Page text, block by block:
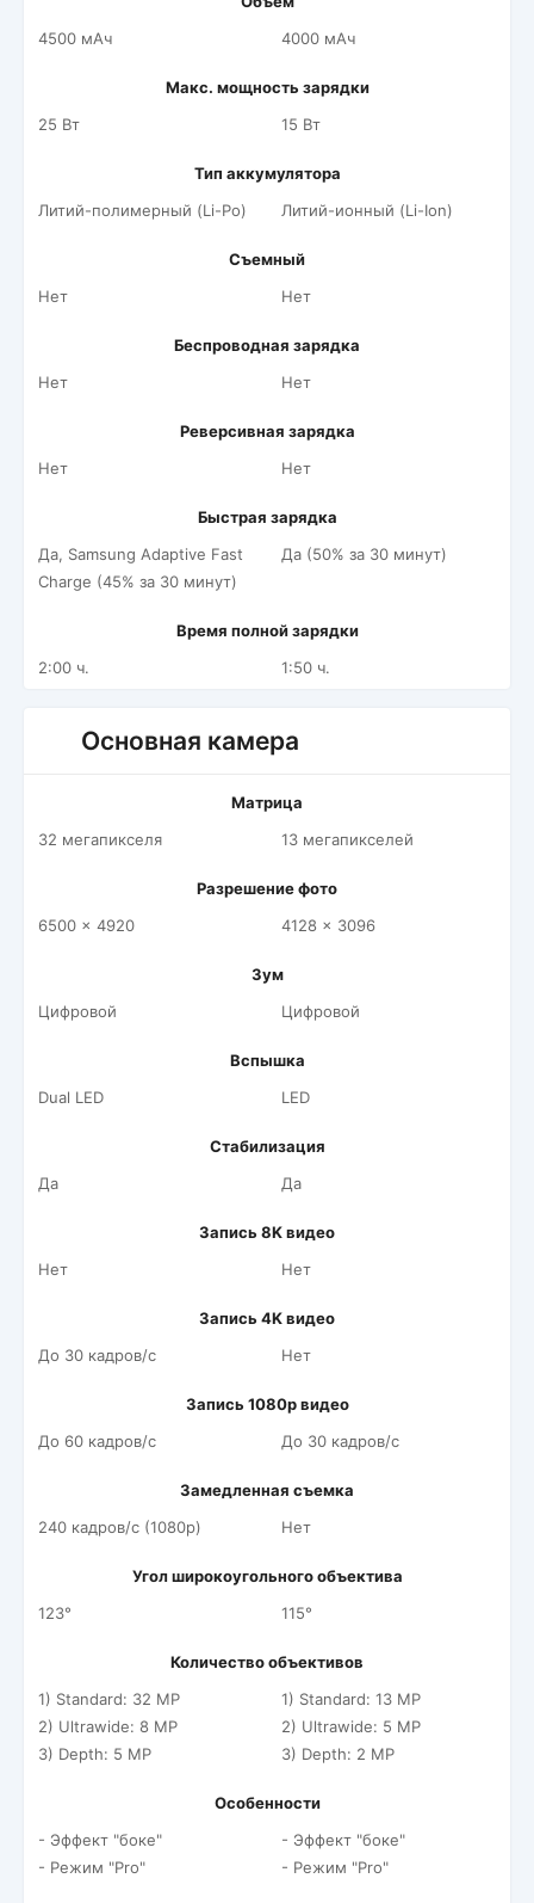
4500 мАч
4000 мАч
Макс. мощность зарядки
25 Вт
15 Вт
Тип аккумулятора
Литий-полимерный (Li-Po)
Литий-ионный (Li-Ion)
Съемный
Нет
Нет
Беспроводная зарядка
Нет
Нет
Реверсивная зарядка
Нет
Нет
Быстрая зарядка
Да, Samsung Adaptive Fast
Charge (45% за 30 минут)
Да (50% за 30 минут)
Время полной зарядки
2:00 ч.
1:50 ч.
Основная камера
Матрица
32 мегапикселя
13 мегапикселей
Разрешение фото
6500 x 4920
4128 x 3096
Зум
Цифровой
Цифровой
Вспышка
Dual LED
LED
Стабилизация
Да
Да
Запись 8K видео
Нет
Нет
Запись 4K видео
До 30 кадров/c
Нет
Запись 1080p видео
До 60 кадров/c
До 30 кадров/c
Замедленная съемка
240 кадров/c (1080p)
Нет
Угол широкоугольного объектива
123°
115°
Количество объективов
1) Standard: 32 MP
2) Ultrawide: 8 MP
3) Depth: 5 MP
1) Standard: 13 MP
2) Ultrawide: 5 MP
3) Depth: 2 MP
Особенности
- Эффект "боке"
- Режим "Pro"
- Эффект "боке"
- Режим "Pro"